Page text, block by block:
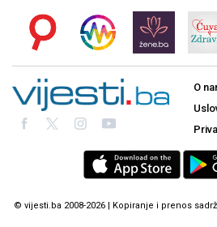
O
© vijesti.ba 2008-2026 | Kopiranje i prenos